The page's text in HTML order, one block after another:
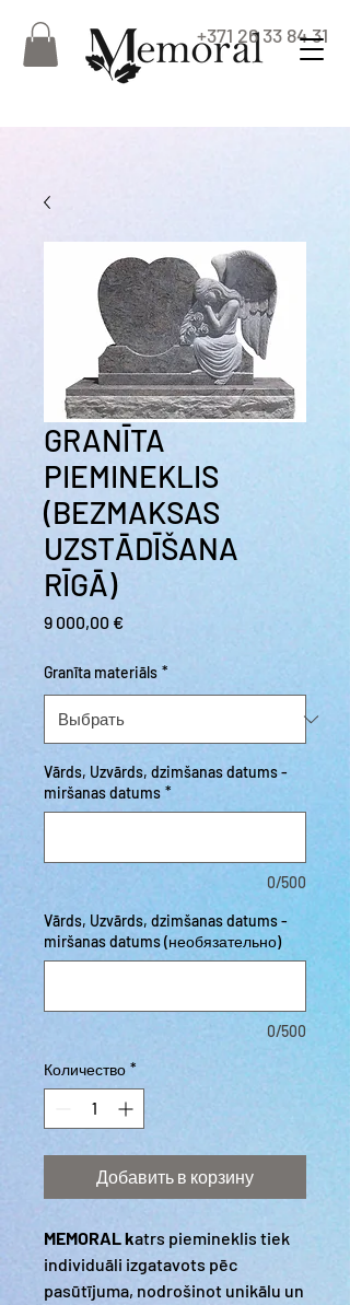
+371 26 33 84 31
GRANĪTA
PIEMINEKLIS
(BEZMAKSAS
UZSTĀDĪŠANA
RĪGĀ)
9 000,00 €Цена
Granīta materiāls *
Vārds, Uzvārds, dzimšanas datums -
miršanas datums *
0/500
Vārds, Uzvārds, dzimšanas datums -
miršanas datums (необязательно)
0/500
Количество *
Добавить в корзину
MEMORAL katrs piemineklis tiek
individuāli izgatavots pēc
pasūtījuma, nodrošinot unikālu un